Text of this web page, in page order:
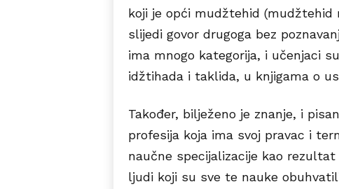
koji je opći mudžtehid
slijedi govor drugoga bez
ima mnogo kategorija, i učenjaci
idžtihada i taklida, u knjigama o
Također, bilježeno je znanje, i
profesija koja ima svoj pravac i
naučne specijalizacije kao
ljudi koji su sve te nauke